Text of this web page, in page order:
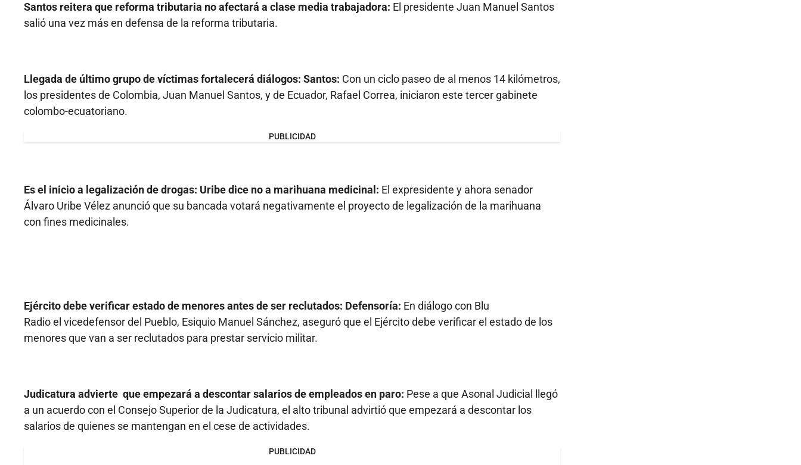
Santos reitera que reforma tributaria no afectará a clase media trabajadora: El presidente Juan Manuel Santos
salió una vez más en defensa de la reforma tributaria.
Llegada de último grupo de víctimas fortalecerá diálogos: Santos: Con un ciclo paseo de al menos 14 kilómetros,
los presidentes de Colombia, Juan Manuel Santos, y de Ecuador, Rafael Correa, iniciaron este tercer gabinete
colombo-ecuatoriano.
PUBLICIDAD
Es el inicio a legalización de drogas: Uribe dice no a marihuana medicinal: El expresidente y ahora senador
Álvaro Uribe Vélez anunció que su bancada votará negativamente el proyecto de legalización de la marihuana
con fines medicinales.
Ejército debe verificar estado de menores antes de ser reclutados: Defensoría: En diálogo con Blu
Radio el vicedefensor del Pueblo, Esiquio Manuel Sánchez, aseguró que el Ejército debe verificar el estado de los
menores que van a ser reclutados para prestar servicio militar.
Judicatura advierte que empezará a descontar salarios de empleados en paro: Pese a que Asonal Judicial llegó
a un acuerdo con el Consejo Superior de la Judicatura, el alto tribunal advirtió que empezará a descontar los
salarios de quienes se mantengan en el cese de actividades.
PUBLICIDAD